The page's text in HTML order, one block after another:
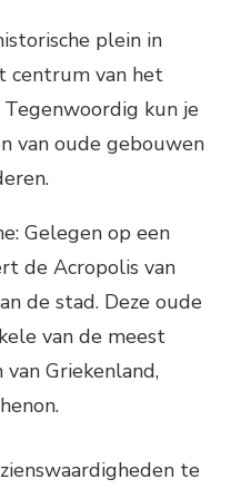
plein in
centrum van het
kun je
van oude gebouwen
Gelegen op een
de Acropolis van
de stad. Deze oude
van de meest
Griekenland,
te